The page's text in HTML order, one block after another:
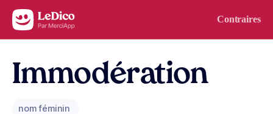
Aller au contenu Contraires
Immodération
nom féminin